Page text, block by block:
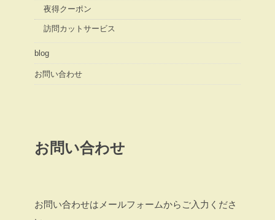
夜得クーポン
訪問カットサービス
blog
お問い合わせ
お問い合わせ
お問い合わせはメールフォームからご入力くださ